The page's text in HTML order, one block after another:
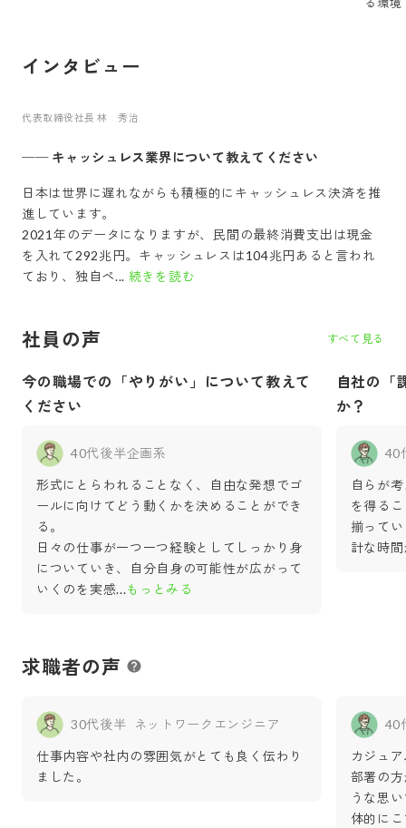
インタビュー
代表取締役社長 林 秀治
── キャッシュレス業界について教えてください
日本は世界に遅れながらも積極的にキャッシュレス決済を推
進しています。
2021年のデータになりますが、民間の最終消費支出は現金
を入れて292兆円。キャッシュレスは104兆円あると言われ
ており、独自ペ... 続きを読む
社員の声 すべて見る
今の職場での「やりがい」について教えて
ください
40代後半企画系
形式にとらわれることなく、自由な発想でゴ
ールに向けてどう動くかを決めることができ
る。
日々の仕事が一つ一つ経験としてしっかり身
についていき、自分自身の可能性が広がって
いくのを実感...もっとみる
自社の「
か？
40
自らが
を得る
揃って
計な時
求職者の声
30代後半 ネットワークエンジニア
仕事内容や社内の雰囲気がとても良く伝わり
ました。
40
カジュ
部署の
うな思
体的に